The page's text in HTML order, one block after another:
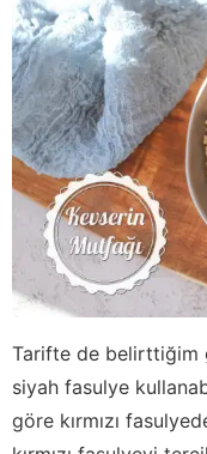
Tarifte de belirttiğim
siyah fasulye
göre kırmızı